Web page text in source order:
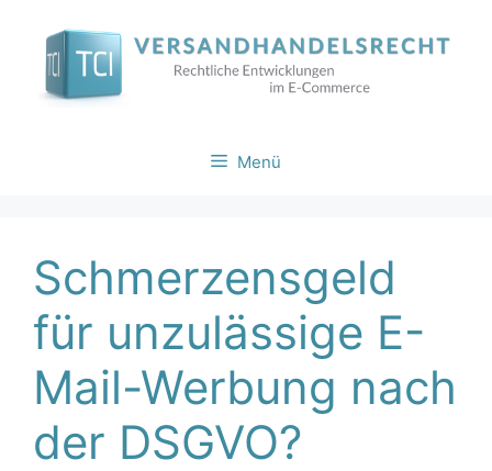
springen
Menü
Schmerzensgeld
für unzulässige E-
Mail-Werbung nach
der DSGVO?